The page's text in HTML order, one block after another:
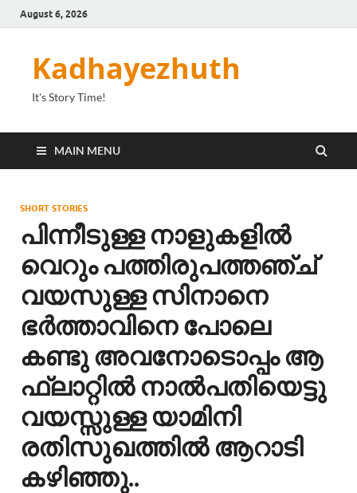
August 6, 2026
Kadhayezhuth
It's Story Time!
MAIN MENU
SHORT STORIES
പിന്നീടുള്ള നാളുകളിൽ
വെറും പത്തിരുപത്തഞ്ച്
വയസുള്ള സിനാനെ
ഭർത്താവിനെ പോലെ
കണ്ടു അവനോടൊപ്പം ആ
ഫ്ലാറ്റിൽ നാൽപതിയെട്ടു
വയസ്സുള്ള യാമിനി
രതിസുഖത്തിൽ ആറാടി
കഴിഞ്ഞു..